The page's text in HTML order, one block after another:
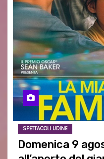
SPETTACOLI UDINE
Domenica 9